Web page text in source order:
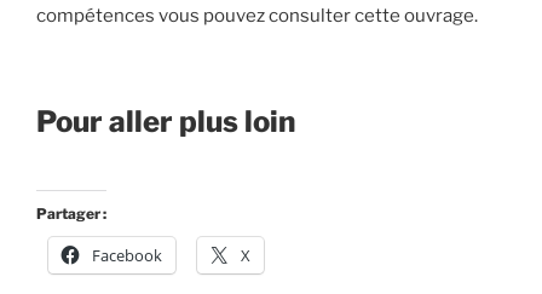
compétences vous pouvez consulter cette ouvrage.
Pour aller plus loin
Partager :
Facebook X